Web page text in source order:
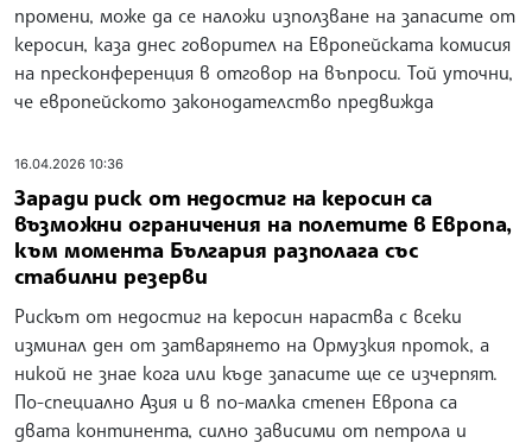
промени, може да се наложи използване на запасите от
керосин, каза днес говорител на Европейската комисия
на пресконференция в отговор на въпроси. Той уточни,
че европейското законодателство предвижда
16.04.2026 10:36
Заради риск от недостиг на керосин са
възможни ограничения на полетите в Европа,
към момента България разполага със
стабилни резерви
Рискът от недостиг на керосин нараства с всеки
изминал ден от затварянето на Ормузкия проток, а
никой не знае кога или къде запасите ще се изчерпят.
По-специално Азия и в по-малка степен Европа са
двата континента, силно зависими от петрола и